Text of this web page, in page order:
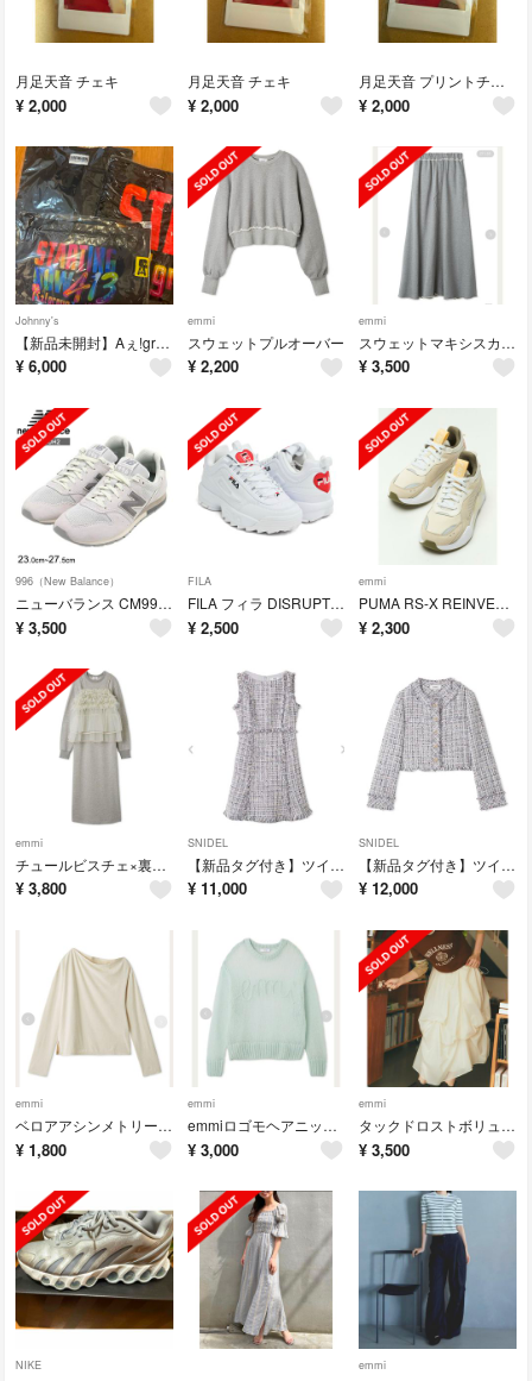
月足天音 チェキ
¥ 2,000
月足天音 チェキ
¥ 2,000
月足天音 プリントチェキ
¥ 2,000
Johnny's
【新品未開封】Aぇ!group Tシャツ サコッシュ タオル
¥ 6,000
emmi
スウェットプルオーバー
¥ 2,200
emmi
スウェットマキシスカート
¥ 3,500
996（New Balance）
ニューバランス CM996UH2
¥ 3,500
FILA
FILA フィラ DISRUPTOR II EXP HEART/ウィメンズ スニ
¥ 2,500
emmi
PUMA RS-X REINVENT WNS EMMI
¥ 2,300
emmi
チュールビスチェ×裏毛ワンピースセット
¥ 3,800
SNIDEL
【新品タグ付き】ツイードミニワンピース /MIX
¥ 11,000
SNIDEL
【新品タグ付き】ツイードジャケット /MIX
¥ 12,000
emmi
ベロアアシンメトリートップス
¥ 1,800
emmi
emmiロゴモヘアニットトップス
¥ 3,000
emmi
タックドロストボリュームスカート
¥ 3,500
NIKE emmi